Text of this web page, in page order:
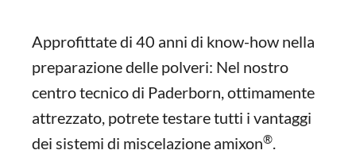
Approfittate di 40 anni di know-how nella
preparazione delle polveri: Nel nostro
centro tecnico di Paderborn, ottimamente
attrezzato, potrete testare tutti i vantaggi
dei sistemi di miscelazione amixon®.